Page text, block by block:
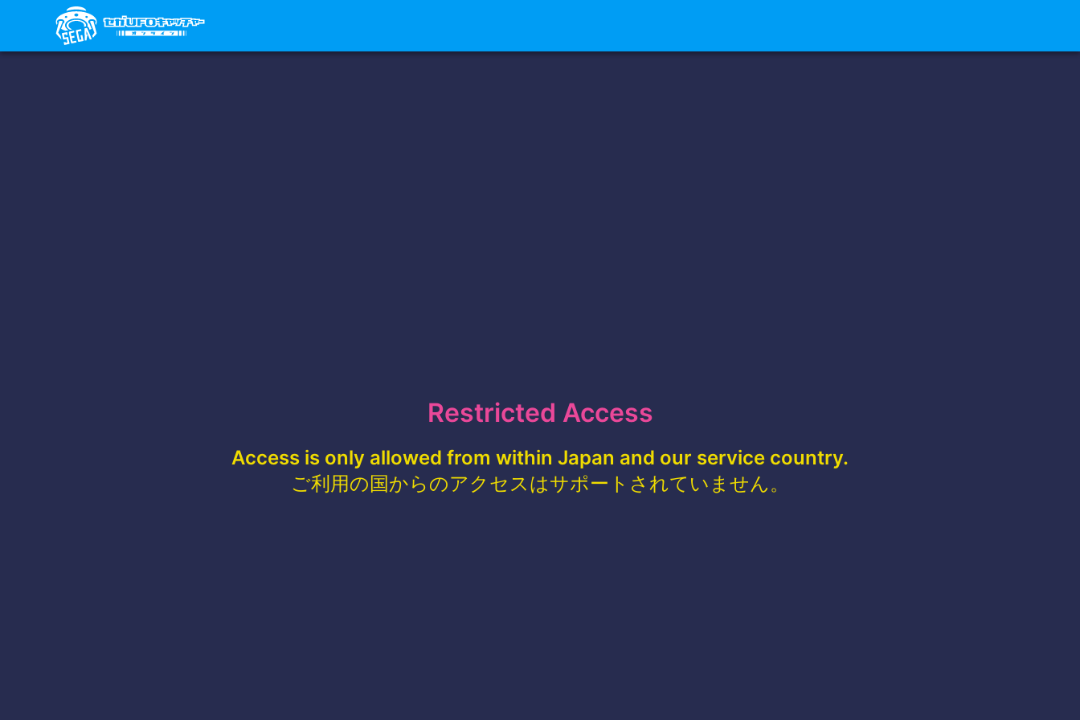
Restricted Access
Access is only allowed from within Japan and our service country.
ご利用の国からのアクセスはサポートされていません。